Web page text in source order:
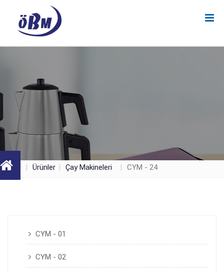
Ürünler Çay Makineleri CYM - 24
CYM - 01
CYM - 02